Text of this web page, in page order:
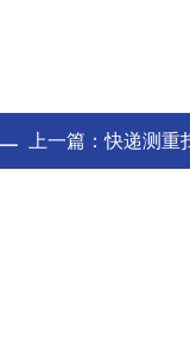
上一篇：快递测重